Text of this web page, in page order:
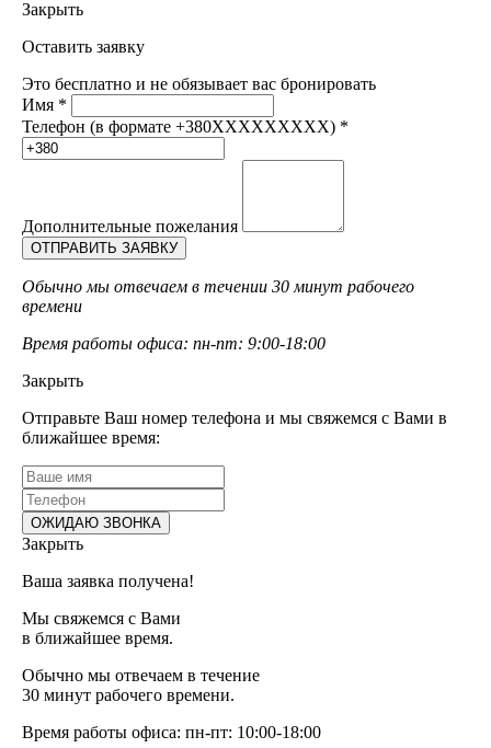
Закрыть
Оставить заявку
Это бесплатно и не обязывает вас бронировать
Имя *
Телефон (в формате +380XXXXXXXXX) *
Дополнительные пожелания
Обычно мы отвечаем в течении 30 минут рабочего
времени
Время работы офиса: пн-пт: 9:00-18:00
Закрыть
Отправьте Ваш номер телефона и мы свяжемся с Вами в
ближайшее время:
Закрыть
Ваша заявка получена!
Мы свяжемся с Вами
в ближайшее время.
Обычно мы отвечаем в течение
30 минут рабочего времени.
Время работы офиса: пн-пт: 10:00-18:00